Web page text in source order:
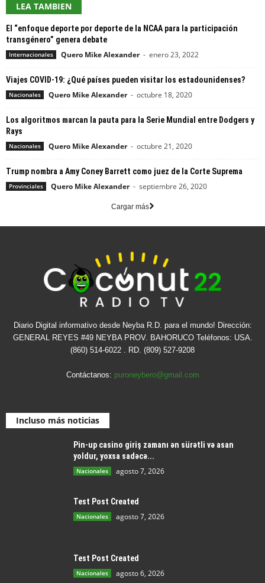
LEA TAMBIEN
El “enfoque deporte por deporte de la NCAA para la participación
transgénero” genera debate
Internacionales Quero Mike Alexander - enero 23, 2022
Viajes COVID-19: ¿Qué países pueden visitar los estadounidenses?
Nacionales Quero Mike Alexander - octubre 18, 2020
Los algoritmos marcan la pauta para la Serie Mundial entre Dodgers y
Rays
Nacionales Quero Mike Alexander - octubre 21, 2020
Trump nombra a Amy Coney Barrett como juez de la Corte Suprema
Provinciales Quero Mike Alexander - septiembre 26, 2020
Cargar más
Diario Digital informativo desde Neyba R.D. para el mundo! Dirección:
GENERAL REYES #49 NEYBA PROV. BAHORUCO Teléfonos: USA.
(860) 514-6022 . RD. (809) 527-9208
Contáctanos: puroneybero@gmail.com
Incluso más noticias
Pin-up casino giriş zamanı ən sürətli və asan
yoldur, yoxsa sadəcə...
Nacionales agosto 7, 2026
Test Post Created
Nacionales agosto 7, 2026
Test Post Created
Nacionales agosto 6, 2026